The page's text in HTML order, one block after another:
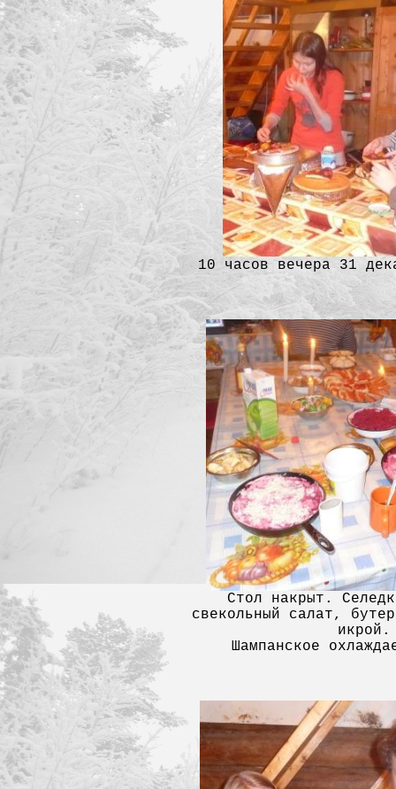
10 часов вечера 31
Стол накрыт.
свекольный салат,
икрой.
Шампанское